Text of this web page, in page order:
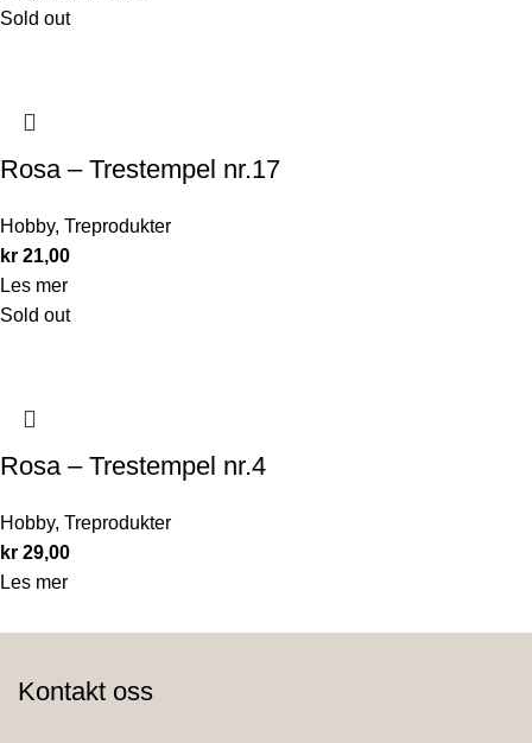
Sold out
Rosa – Trestempel nr.17
Hobby, Treprodukter
kr 21,00
Les mer
Sold out
Rosa – Trestempel nr.4
Hobby, Treprodukter
kr 29,00
Les mer
Kontakt oss